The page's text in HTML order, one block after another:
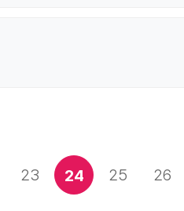
23 24 25 26